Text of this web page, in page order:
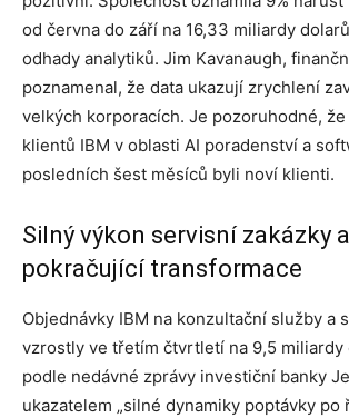
od června do září na 16,33 miliardy
odhady analytiků. Jim Kavanaugh,
poznamenal, že data ukazují zrychlení
velkých korporacích. Je pozoruhodné,
klientů IBM v oblasti AI poradenství a
posledních šest měsíců byli noví klienti.
Silný výkon servisní zakázky a
pokračující transformace
Objednávky IBM na konzultační služby a
vzrostly ve třetím čtvrtletí na 9,5 miliardy
podle nedávné zprávy investiční banky
ukazatelem „silné dynamiky poptávky po